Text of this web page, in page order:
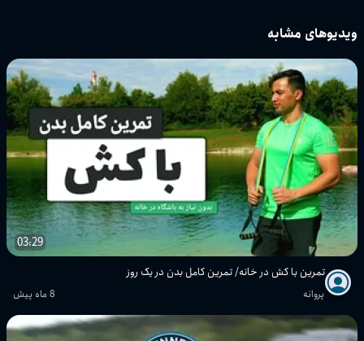
ویدیوهای مشابه
03:29
تمرین با کش در خانه/ تمرین کامل بدن در یک روز
پروانه 8 ماه پیش